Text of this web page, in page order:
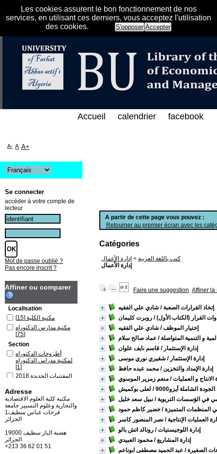
Les cookies assurent le bon fonctionnement de nos
services, en utilisant ces derniers, vous acceptez l'utilisation
des cookies.
S'opposer Accepter
الإلكتروني على الخط المباشر لمكتبة كلية
A partir de cette page vous pouvez :
Retourner au premier écran avec les
Catégories
كتب باللغة العربية > إدارة الأعمال
إدارة الأعمال
Faire une suggestion Affiner la
إتخاذ القرارات الصعبة / شادي علي الفقيه
القرار (الكتاب الأول)/ روبرت كليمان
إختيار الموظف/ شادي علي الفقيه
و التنمية المتواصلة / عماد صالح سلام
إدارة الإستثمار / قاسم نايف علوان
إدارة الإستثمار / شقيري نوري موسى
إدارة الإمداد والتخزين/ محمد عبده حافظ
الانتاج و العمليات/ منعم زمزير الموسوي
الشاملة أيزو9000
/ لعلى بوكميش
في الؤسسات التربوية / نبيل سعد خليل
المنظمات المتميزة/ خضير كاظم حمود
العمليات الإنتاجية / نصر المنصور كاسر
إدارة اللوجيستيات/ رونالد اتش بالو
إدارة المشاريع/ محمود العبيدي
الصغيرة/ عبد الحميد مصطفى ابوناعم
Accueil calendrier facebook.
A- A A+
Se connecter
accéder à votre compte de
lecteur
Mot de passe oublié ?
Pas encore inscrit ?
Affiner ou comparer
Localisation
مكتبة الكلية [15]
مكتبة مدارس الدكتوراه
[75]
Section
أطروحات الدكتوراه
لمكتبة مدراس الدكتوراه
[1]
المقتنيات الجديدة 2018
الكلية[1]
كتب باللغة العربية لمكتبة
الكلية[14]
كتب باللغة العربية لمكتبة
Adresse
مكتبة كلية العلوم الاقتصادية
والتجارية وعلوم التسيير جامعة
فرحات عباس سطيف1
الجزائر
19000 هضبة الباز سطيف
+213 36 62 01 51